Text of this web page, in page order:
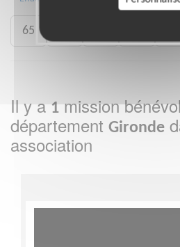
65
Il y a1mission
département Gironde
association